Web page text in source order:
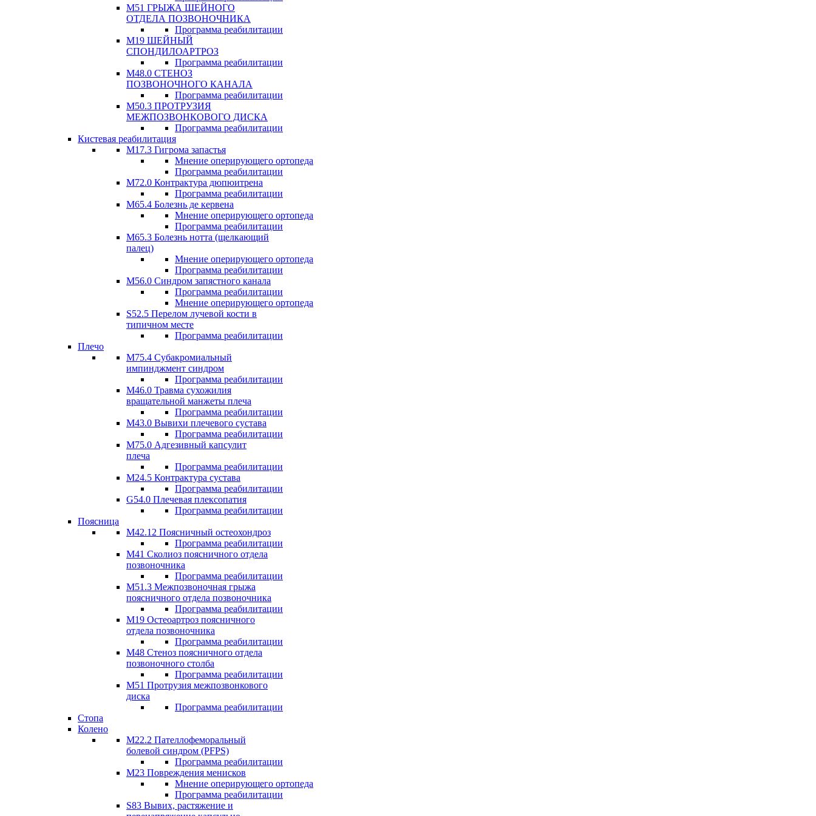
М51 ГРЫЖА ШЕЙНОГО
ОТДЕЛА ПОЗВОНОЧНИКА
Программа реабилитации
М19 ШЕЙНЫЙ
СПОНДИЛОАРТРОЗ
Программа реабилитации
М48.0 СТЕНОЗ
ПОЗВОНОЧНОГО КАНАЛА
Программа реабилитации
М50.3 ПРОТРУЗИЯ
МЕЖПОЗВОНКОВОГО ДИСКА
Программа реабилитации
Кистевая реабилитация
M17.3 Гигрома запастья
Мнение оперирующего ортопеда
Программа реабилитации
М72.0 Контрактура дюпюитрена
Программа реабилитации
M65.4 Болезнь де кервена
Мнение оперирующего ортопеда
Программа реабилитации
М65.3 Болезнь нотта (щелкающий
палец)
Мнение оперирующего ортопеда
Программа реабилитации
M56.0 Синдром запястного канала
Программа реабилитации
Мнение оперирующего ортопеда
S52.5 Перелом лучевой кости в
типичном месте
Программа реабилитации
Плечо
М75.4 Субакромиальный
импинджмент синдром
Программа реабилитации
М46.0 Травма сухожилия
вращательной манжеты плеча
Программа реабилитации
M43.0 Вывихи плечевого сустава
Программа реабилитации
М75.0 Адгезивный капсулит
плеча
Программа реабилитации
M24.5 Контрактура сустава
Программа реабилитации
G54.0 Плечевая плексопатия
Программа реабилитации
Поясница
М42.12 Поясничный остеохондроз
Программа реабилитации
М41 Сколиоз поясничного отдела
позвоночника
Программа реабилитации
M51.3 Межпозвоночная грыжа
поясничного отдела позвоночника
Программа реабилитации
М19 Остеоартроз поясничного
отдела позвоночника
Программа реабилитации
M48 Стеноз поясничного отдела
позвоночного столба
Программа реабилитации
М51 Протрузия межпозвонкового
диска
Программа реабилитации
Стопа
Колено
М22.2 Пателлофеморальный
болевой синдром (PFPS)
Программа реабилитации
М23 Повреждения менисков
Мнение оперирующего ортопеда
Программа реабилитации
S83 Вывих, растяжение и